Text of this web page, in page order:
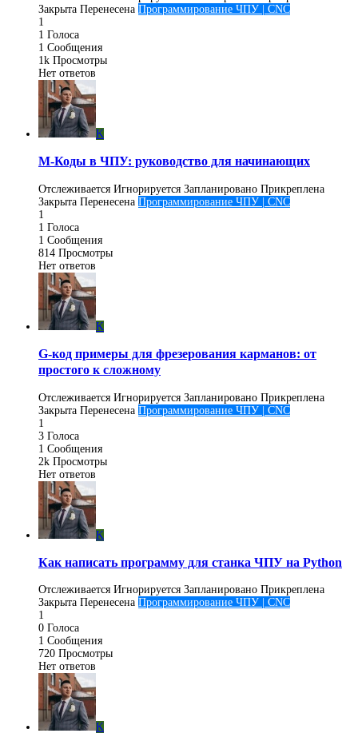
Закрыта Перенесена Программирование ЧПУ | CNC
1
1 Голоса
1 Сообщения
1k Просмотры
Нет ответов
K
M-Коды в ЧПУ: руководство для начинающих
Отслеживается Игнорируется Запланировано Прикреплена
Закрыта Перенесена Программирование ЧПУ | CNC
1
1 Голоса
1 Сообщения
814 Просмотры
Нет ответов
K
G-код примеры для фрезерования карманов: от
простого к сложному
Отслеживается Игнорируется Запланировано Прикреплена
Закрыта Перенесена Программирование ЧПУ | CNC
1
3 Голоса
1 Сообщения
2k Просмотры
Нет ответов
K
Как написать программу для станка ЧПУ на Python
Отслеживается Игнорируется Запланировано Прикреплена
Закрыта Перенесена Программирование ЧПУ | CNC
1
0 Голоса
1 Сообщения
720 Просмотры
Нет ответов
K